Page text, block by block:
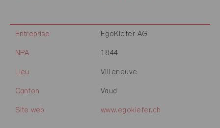
Entreprise EgoKiefer AG
NPA 1844
Lieu Villeneuve
Canton Vaud
Site web www.egokiefer.ch